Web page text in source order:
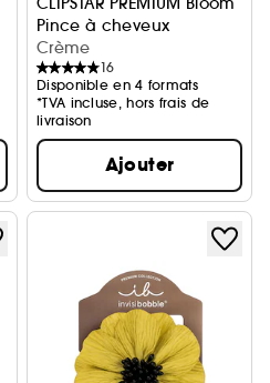
Pince à cheveux
Crème
16
Disponible en 4 formats
*TVA incluse, hors frais de
livraison
Ajouter